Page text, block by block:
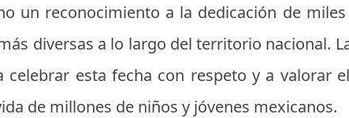
un reconocimiento a la dedicación de
diversas a lo largo del territorio nacional.
celebrar esta fecha con respeto y a valorar
de millones de niños y jóvenes mexicanos.